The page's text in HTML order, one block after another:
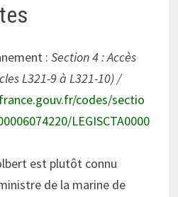
:Section 4 : Accès
L321-9 à L321-10) /
codes/sectio
LEGISCTA0000
est plutôt connu
de la marine de